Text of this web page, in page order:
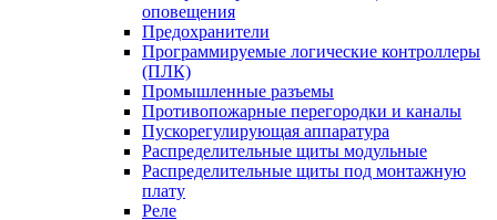
оповещения
Предохранители
Программируемые логические контроллеры
(ПЛК)
Промышленные разъемы
Противопожарные перегородки и каналы
Пускорегулирующая аппаратура
Распределительные щиты модульные
Распределительные щиты под монтажную
плату
Реле